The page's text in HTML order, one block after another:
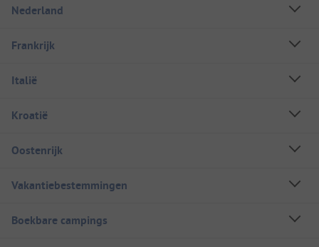
Nederland
Frankrijk
Italië
Kroatië
Oostenrijk
Vakantiebestemmingen
Boekbare campings